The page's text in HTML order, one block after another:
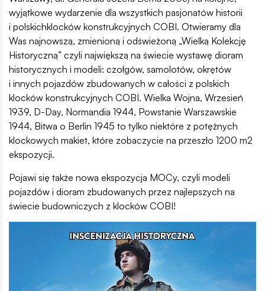
wyjątkowe wydarzenie dla wszystkich pasjonatów historii
i polskichklocków konstrukcyjnych COBI. Otwieramy dla
Was najnowszą, zmienioną i odświeżoną „Wielką Kolekcję
Historyczną” czyli największą na świecie wystawę dioram
historycznych i modeli: czołgów, samolotów, okrętów
i innych pojazdów zbudowanych w całości z polskich
klocków konstrukcyjnych COBI. Wielka Wojna, Wrzesień
1939, D-Day, Normandia 1944, Powstanie Warszawskie
1944, Bitwa o Berlin 1945 to tylko niektóre z potężnych
klockowych makiet, które zobaczycie na przeszło 1200 m2
ekspozycji.
Pojawi się także nowa ekspozycja MOCy, czyli modeli
pojazdów i dioram zbudowanych przez najlepszych na
świecie budowniczych z klocków COBI!